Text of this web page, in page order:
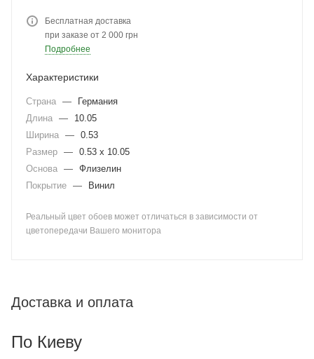
Бесплатная доставка
при заказе от 2 000 грн
Подробнее
Характеристики
Страна —
Германия
Длина —
10.05
Ширина — 0.53
Размер — 0.53 x 10.05
Основа — Флизелин
Покрытие — Винил
Реальный цвет обоев может отличаться в зависимости от
цветопередачи Вашего монитора
Доставка и оплата
По Киеву